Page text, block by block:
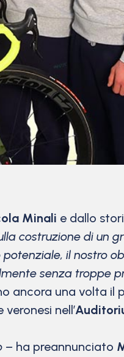
Minali e dallo
costruzione di un
il nostro
senza troppe
ancora una volta il
nell’
– ha preannunciato